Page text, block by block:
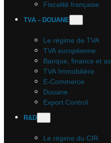
Fiscalité française
TVA – DOUANE
Le régime de TVA
TVA européenne
Banque, finance et
TVA Immobilière
E-Commerce
Douane
Export Control
R&D
Le régime du CIR